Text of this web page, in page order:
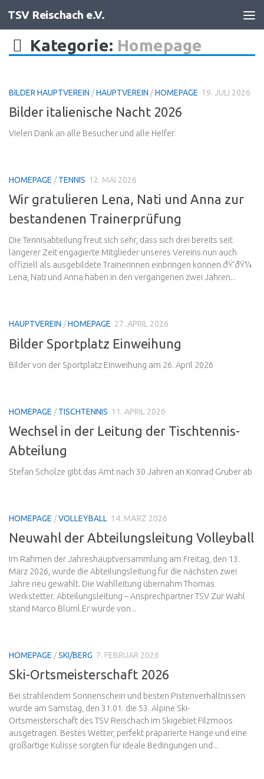
Zum Inhalt springen
TSV Reischach e.V.
Kategorie: Homepage
BILDER HAUPTVEREIN /HAUPTVEREIN /HOMEPAGE 19. JULI 2026
Bilder italienische Nacht 2026
Vielen Dank an alle Besucher und alle Helfer.
HOMEPAGE /TENNIS 12. MAI 2026
Wir gratulieren Lena, Nati und Anna zur
bestandenen Trainerprüfung
Die Tennisabteilung freut sich sehr, dass sich drei bereits seit
längerer Zeit engagierte Mitglieder unseres Vereins nun auch
offiziell als ausgebildete Trainerinnen einbringen können.ðŸ‘ðŸ¼
Lena, Nati und Anna haben in den vergangenen zwei Jahren...
HAUPTVEREIN /HOMEPAGE 27. APRIL 2026
Bilder Sportplatz Einweihung
Bilder von der Sportplatz Einweihung am 26. April 2026
HOMEPAGE /TISCHTENNIS 11. APRIL 2026
Wechsel in der Leitung der Tischtennis-
Abteilung
Stefan Scholze gibt das Amt nach 30 Jahren an Konrad Gruber ab
HOMEPAGE /VOLLEYBALL 14. MÄRZ 2026
Neuwahl der Abteilungsleitung Volleyball
Im Rahmen der Jahreshauptversammlung am Freitag, den 13.
März 2026, wurde die Abteilungsleitung für die nächsten zwei
Jahre neu gewählt. Die Wahlleitung übernahm Thomas
Werkstetter. Abteilungsleitung – Ansprechpartner TSV Zur Wahl
stand Marco Blüml.Er wurde von...
HOMEPAGE /SKI/BERG 7. FEBRUAR 2026
Ski-Ortsmeisterschaft 2026
Bei strahlendem Sonnenschein und besten Pistenverhältnissen
wurde am Samstag, den 31.01. die 53. Alpine Ski-
Ortsmeisterschaft des TSV Reischach im Skigebiet Filzmoos
ausgetragen. Bestes Wetter, perfekt präparierte Hänge und eine
großartige Kulisse sorgten für ideale Bedingungen und...